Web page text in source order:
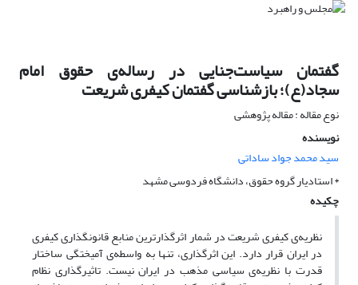
گفتمان سیاست‌جنایی در رساله‌ی حقوق امام
سجاد(ع)؛ بازشناسی گفتمان کیفری شریعت
نوع مقاله : مقاله پژوهشی
نویسنده
سید محمد جواد ساداتی
* استادیار گروه حقوق، دانشگاه فردوسی مشهد
چکیده
نظریه‌ی کیفری شریعت در شمار اثرگذارترین منابع قانونگذاری کیفری
در ایران قرار دارد. این اثرگذاری، تنها به واسطه‌ی آمیختگی ساختار
قدرت با نظریه‌ی سیاسی مذهب در ایران نیست. تاثیرگذاری نظام